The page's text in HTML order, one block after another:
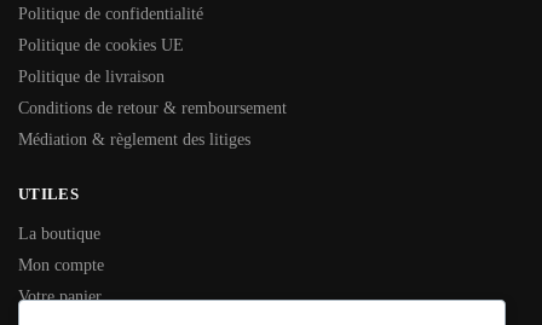
Politique de confidentialité
Politique de cookies UE
Politique de livraison
Conditions de retour & remboursement
Médiation & règlement des litiges
UTILES
La boutique
Mon compte
Votre panier